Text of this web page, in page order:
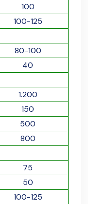
100
100-125
80-100
40
1.200
150
500
800
75
50
100-125